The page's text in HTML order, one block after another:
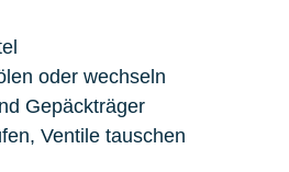
oder wechseln
Gepäckträger
Ventile tauschen